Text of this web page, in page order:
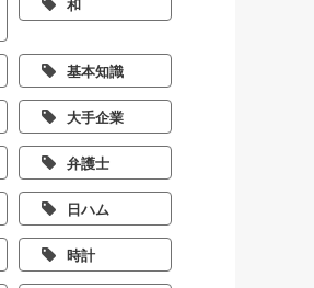
基本知識
大手企業
弁護士
日ハム
時計